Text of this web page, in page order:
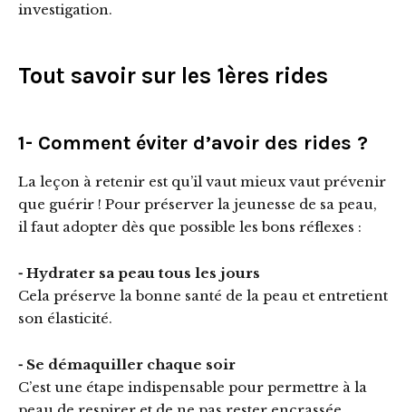
investigation.
Tout savoir sur les 1ères rides
1- Comment éviter d’avoir des rides ?
La leçon à retenir est qu’il vaut mieux vaut prévenir
que guérir ! Pour préserver la jeunesse de sa peau,
il faut adopter dès que possible les bons réflexes :
⁃ Hydrater sa peau tous les jours
Cela préserve la bonne santé de la peau et entretient
son élasticité.
⁃ Se démaquiller chaque soir
C’est une étape indispensable pour permettre à la